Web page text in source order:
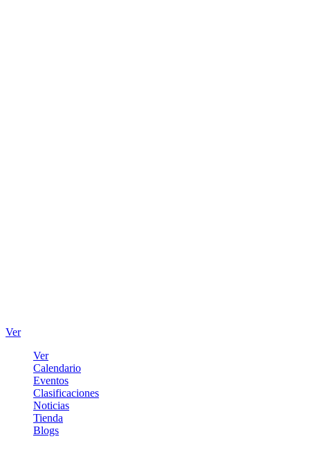
Ver
Ver
Calendario
Eventos
Clasificaciones
Noticias
Tienda
Blogs